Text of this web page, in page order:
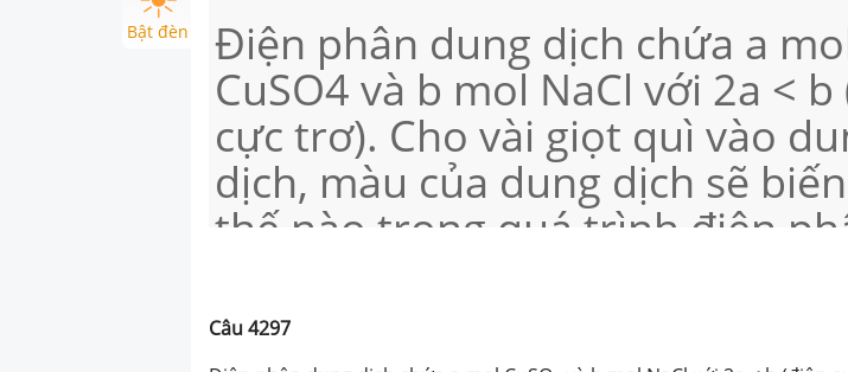
Bật đèn Điện phân dung dịch chứa a
CuSO4 và b mol NaCl với 2a <
cực trơ). Cho vài giọt quì vào
dịch, màu của dung dịch sẽ
thế nào trong quá trình điện
Câu4297